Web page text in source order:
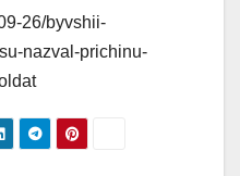
26/byvshii-
nazval-prichinu-